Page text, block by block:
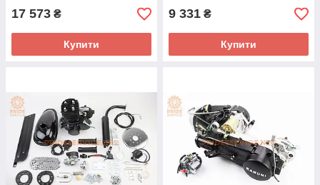
17 573 ₴
Купити
9 331 ₴
Купити